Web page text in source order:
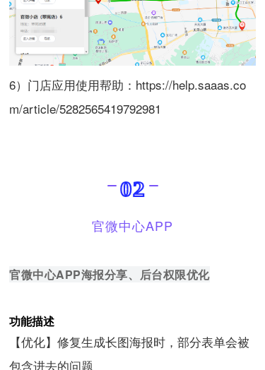
6） 门店应用使用帮助： https://help.saaas.co
m/article/5282565419792981
02
官微中心APP
官微中心APP海报分享、后台权限优化
功能描述
【优化】修复生成长图海报时，部分表单会被
包含进去的问题